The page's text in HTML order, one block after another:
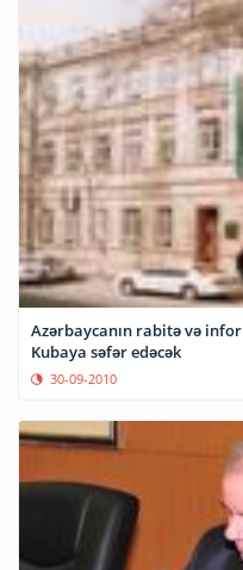
Azərbaycanın rabitə və
Kubaya səfər edəcək
30-09-2010